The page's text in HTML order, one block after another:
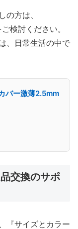
の方は、
ご検討ください。
、日常生活の中で
バー激薄2.5mm
交換のサポ
『サイズとカラー